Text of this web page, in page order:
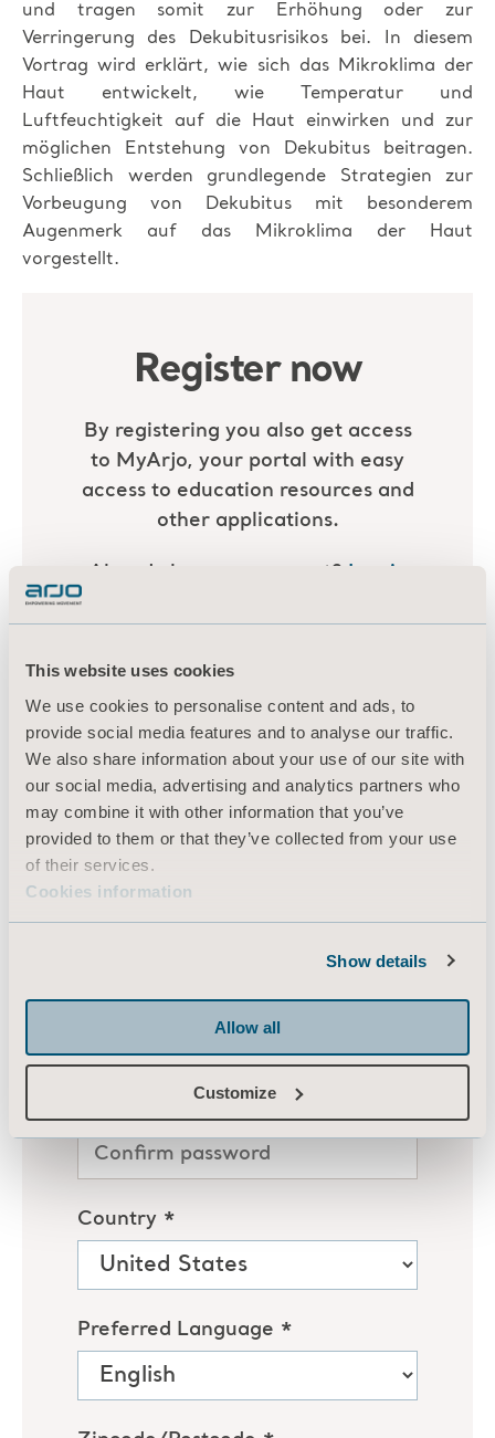
This website uses cookies
We use cookies to personalise content and ads, to
provide social media features and to analyse our traffic.
We also share information about your use of our site with
our social media, advertising and analytics partners who
may combine it with other information that you’ve
provided to them or that they’ve collected from your use
of their services.
Cookies information
Show details
Allow all
Customize
und tragen somit zur Erhöhung oder zur
Verringerung des Dekubitusrisikos bei. In diesem
Vortrag wird erklärt, wie sich das Mikroklima der
Haut entwickelt, wie Temperatur und
Luftfeuchtigkeit auf die Haut einwirken und zur
möglichen Entstehung von Dekubitus beitragen.
Schließlich werden grundlegende Strategien zur
Vorbeugung von Dekubitus mit besonderem
Augenmerk auf das Mikroklima der Haut
vorgestellt.